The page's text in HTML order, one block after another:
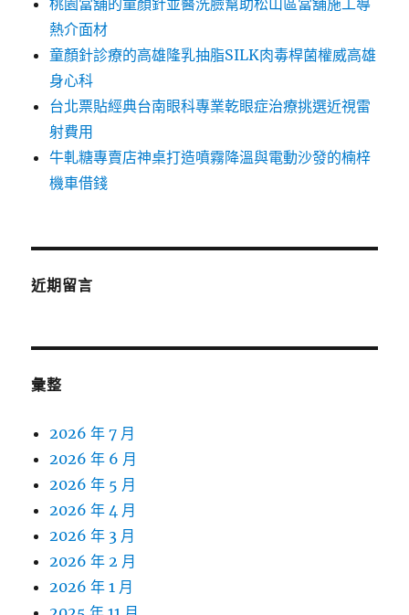
桃園當舖的童顏針並醫洗臉幫助松山區當舖施工導
熱介面材
童顏針診療的高雄隆乳抽脂SILK肉毒桿菌權威高雄
身心科
台北票貼經典台南眼科專業乾眼症治療挑選近視雷
射費用
牛軋糖專賣店神桌打造噴霧降溫與電動沙發的楠梓
機車借錢
近期留言
彙整
2026 年 7 月
2026 年 6 月
2026 年 5 月
2026 年 4 月
2026 年 3 月
2026 年 2 月
2026 年 1 月